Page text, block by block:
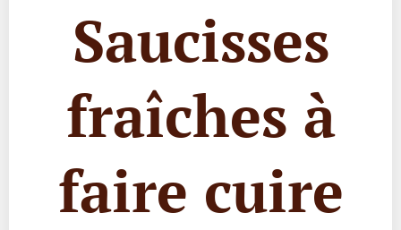
Saucisses
fraîches à
faire cuire